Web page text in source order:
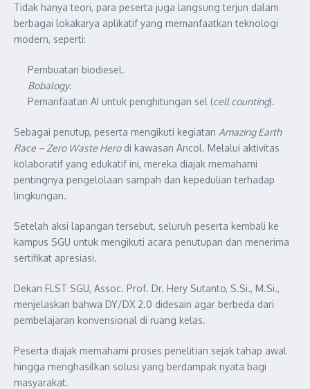
Tidak hanya teori, para peserta juga langsung terjun dalam
berbagai lokakarya aplikatif yang memanfaatkan teknologi
modern, seperti:
Pembuatan biodiesel.
Bobalogy.
Pemanfaatan AI untuk penghitungan sel (cell counting).
Sebagai penutup, peserta mengikuti kegiatan Amazing Earth
Race – Zero Waste Herodi kawasan Ancol. Melalui aktivitas
kolaboratif yang edukatif ini, mereka diajak memahami
pentingnya pengelolaan sampah dan kepedulian terhadap
lingkungan.
Setelah aksi lapangan tersebut, seluruh peserta kembali ke
kampus SGU untuk mengikuti acara penutupan dan menerima
sertifikat apresiasi.
Dekan FLST SGU, Assoc. Prof. Dr. Hery Sutanto, S.Si., M.Si.,
menjelaskan bahwa DY/DX 2.0 didesain agar berbeda dari
pembelajaran konvensional di ruang kelas.
Peserta diajak memahami proses penelitian sejak tahap awal
hingga menghasilkan solusi yang berdampak nyata bagi
masyarakat.